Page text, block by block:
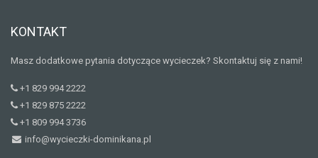
KONTAKT
Masz dodatkowe pytania dotyczące wycieczek? Skontaktuj się z nami!
+1 829 994 2222
+1 829 875 2222
+1 809 994 3736
info@wycieczki-dominikana.pl